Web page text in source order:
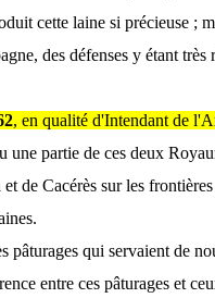
cette laine si précieuse ;
des défenses y étant très
, en qualité d'Intendant de
une partie de ces deux
de Cacérès sur les
pâturages qui servaient de
entre ces pâturages et